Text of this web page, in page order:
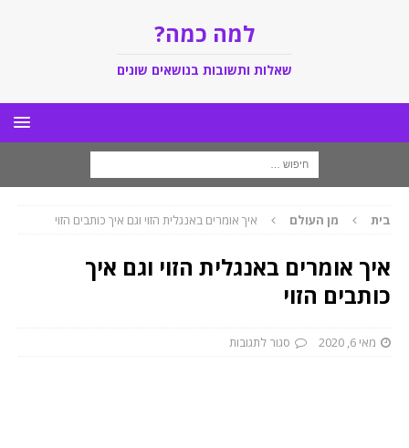
למה כמה?
שאלות ותשובות בנושאים שונים
בית מן העולם איך אומרים באנגלית הזוי וגם איך כותבים הזוי
איך אומרים באנגלית הזוי וגם איך
כותבים הזוי
מאי 6, 2020 סגור לתגובות